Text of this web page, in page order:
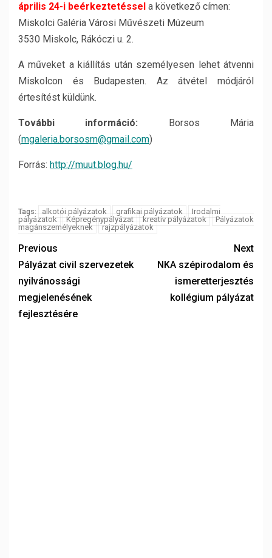
április 24-i beérkeztetéssel a következő címen:
Miskolci Galéria Városi Művészeti Múzeum
3530 Miskolc, Rákóczi u. 2.
A műveket a kiállítás után személyesen lehet átvenni
Miskolcon és Budapesten. Az átvétel módjáról
értesítést küldünk.
További információ: Borsos Mária
(mgaleria.borsosm@gmail.com)
Forrás: http://muut.blog.hu/
Tags: alkotói pályázatok grafikai pályázatok
Irodalmi
pályázatok
Képregénypályázat kreatív pályázatok
Pályázatok
magánszemélyeknek
rajzpályázatok
Previous
Pályázat civil szervezetek
nyilvánossági
megjelenésének
fejlesztésére
Next
NKA szépirodalom és
ismeretterjesztés
kollégium pályázat